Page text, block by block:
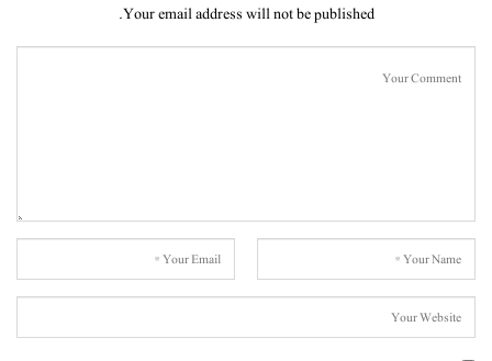
Your email address will not be published.